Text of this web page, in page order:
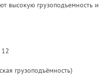
высокую грузоподъемность и
12
грузоподъёмность)